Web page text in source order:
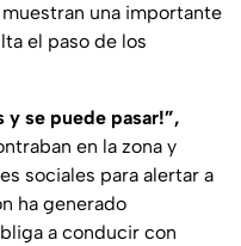
una importante
el paso de los
y se puede pasar!”,
en la zona y
sociales para alertar a
ha generado
a conducir con